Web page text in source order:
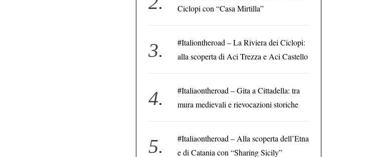
Ciclopi con “Casa Mirtilla”
#Italiontheroad – La Riviera dei Ciclopi:
alla scoperta di Aci Trezza e Aci Castello
#Italiaontheroad – Gita a Cittadella: tra
mura medievali e rievocazioni storiche
#Italiaontheroad – Alla scoperta dell’Etna
e di Catania con “Sharing Sicily”